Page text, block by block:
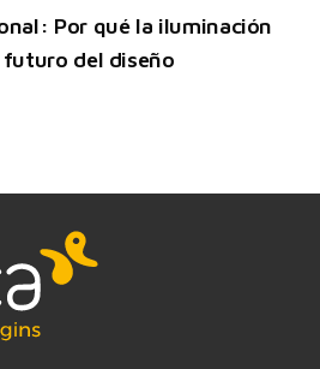
Por qué la iluminación
futuro del diseño